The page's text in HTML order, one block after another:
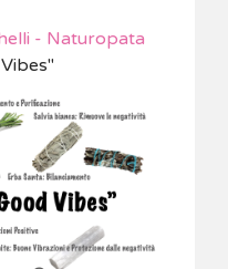
- Naturopata